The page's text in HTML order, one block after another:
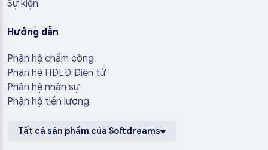
Sự kiện
Hướng dẫn
Phân hệ chấm công
Phân hệ HĐLĐ Điện tử
Phân hệ nhân sự
Phân hệ tiền lương
Tất cả sản phẩm của Softdreams